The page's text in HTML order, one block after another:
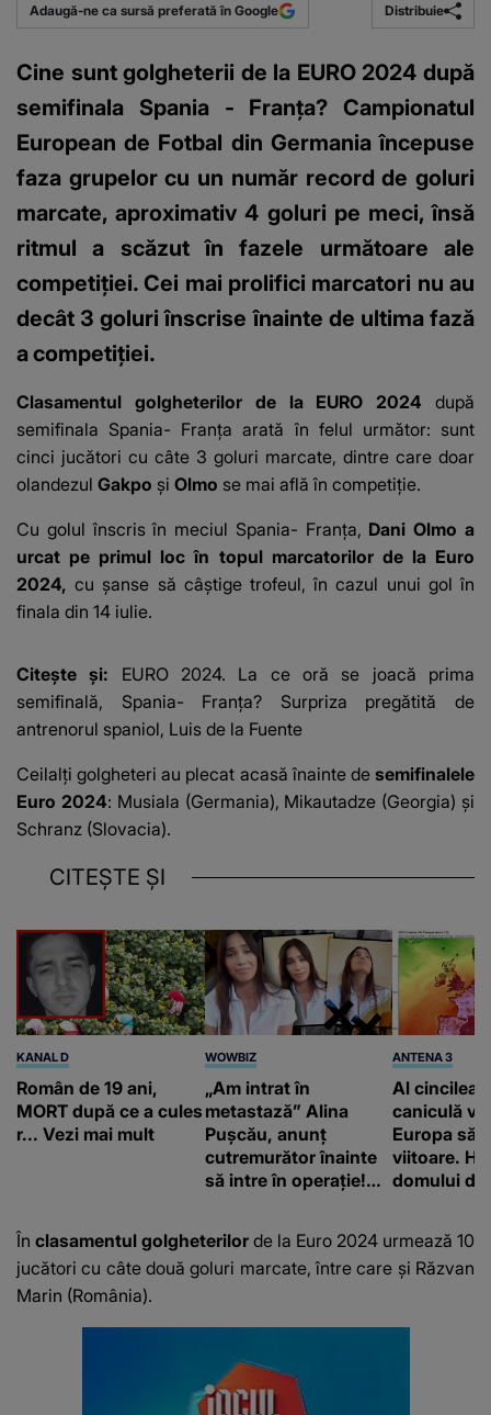
Adaugă-ne ca sursă preferată în Google Distribuie
Cine sunt golgheterii de la EURO 2024 după
semifinala Spania - Franța? Campionatul
European de Fotbal din Germania începuse
faza grupelor cu un număr record de goluri
marcate, aproximativ 4 goluri pe meci, însă
ritmul a scăzut în fazele următoare ale
competiției. Cei mai prolifici marcatori nu au
decât 3 goluri înscrise înainte de ultima fază
a competiției.
Clasamentul golgheterilor de la EURO 2024 după
semifinala Spania- Franța arată în felul următor: sunt
cinci jucători cu câte 3 goluri marcate, dintre care doar
olandezul Gakpo și Olmo se mai află în competiție.
Cu golul înscris în meciul Spania- Franța, Dani Olmo a
urcat pe primul loc în topul marcatorilor de la Euro
2024,cu șanse să câștige trofeul, în cazul unui gol în
finala din 14 iulie.
Citește și: EURO 2024. La ce oră se joacă prima
semifinală, Spania- Franța? Surpriza pregătită de
antrenorul spaniol, Luis de la Fuente
Ceilalți golgheteri au plecat acasă înainte de semifinalele
Euro 2024: Musiala (Germania), Mikautadze (Georgia) și
Schranz (Slovacia).
CITEȘTE ȘI
KANAL D
Român de 19 ani,
MORT după ce a cules
r... Vezi mai mult
WOWBIZ
„Am intrat în
metastază” Alina
Pușcău, anunț
cutremurător înainte
să intre în operație!
fanilor
ANTENA 3
Al cincilea
caniculă
Europa
viitoare.
domului de
În clasamentul golgheterilor de la Euro 2024 urmează 10
jucători cu câte două goluri marcate, între care și Răzvan
Marin (România).